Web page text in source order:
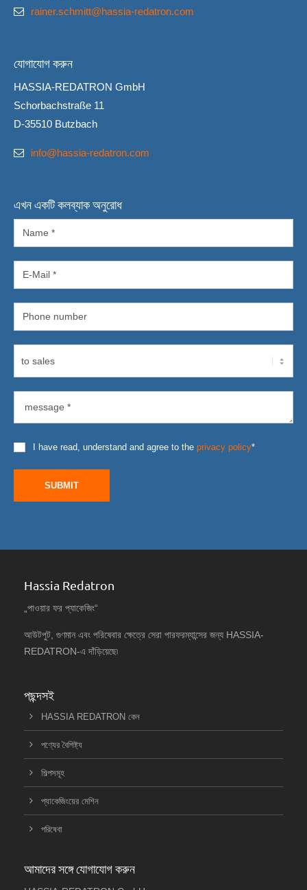
rainer.schmitt@hassia-redatron.com
যোগাযোগ করুন
HASSIA-REDATRON GmbH
Schorbachstraße 11
D-35510 Butzbach
info@hassia-redatron.com
এখন একটি কলব্যাক অনুরোধ
I have read, understand and agree to the privacy policy*
SUBMIT
Hassia Redatron
„পাওয়ার ফর প্যাকেজিং“
আউটপুট, গুণমান এবং পরিষেবার ক্ষেত্রে সেরা পারফরম্যান্সের জন্য HASSIA-
REDATRON-এ দাঁড়িয়েছে৷
পছন্দসই
HASSIA REDATRON কেন
পণ্যের বৈশিষ্ট্য
শিল্পসমূহ
প্যাকেজিংয়ের মেশিন
পরিষেবা
আমাদের সঙ্গে যোগাযোগ করুন